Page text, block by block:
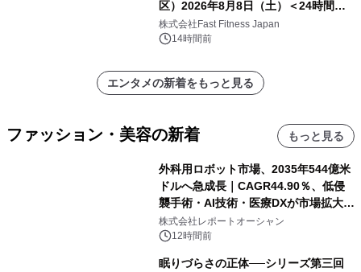
区）2026年8月8日（土）＜24時間年
中無休のフィットネスジム＞
株式会社Fast Fitness Japan
14時間前
エンタメの新着をもっと見る
ファッション・美容の新着 もっと見る
外科用ロボット市場、2035年544億米
ドルへ急成長｜CAGR44.90％、低侵
襲手術・AI技術・医療DXが市場拡大を
牽引
株式会社レポートオーシャン
12時間前
眠りづらさの正体──シリーズ第三回